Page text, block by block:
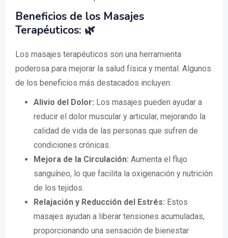
Beneficios de los Masajes
Terapéuticos: 🌿
Los masajes terapéuticos son una herramienta
poderosa para mejorar la salud física y mental. Algunos
de los beneficios más destacados incluyen:
Alivio del Dolor: Los masajes pueden ayudar a
reducir el dolor muscular y articular, mejorando la
calidad de vida de las personas que sufren de
condiciones crónicas.
Mejora de la Circulación: Aumenta el flujo
sanguíneo, lo que facilita la oxigenación y nutrición
de los tejidos.
Relajación y Reducción del Estrés: Estos
masajes ayudan a liberar tensiones acumuladas,
proporcionando una sensación de bienestar